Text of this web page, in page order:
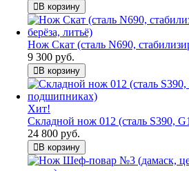
В корзину
Нож Скат (сталь N690,
9 300 руб.
В корзину
Хит!
Складной нож 012 (сталь S390,
24 800 руб.
В корзину